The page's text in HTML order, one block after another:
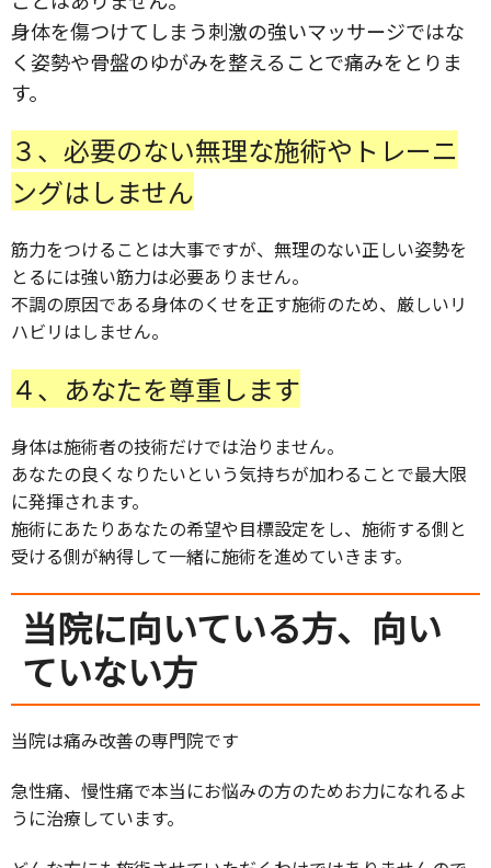
身体を傷つけてしまう刺激の強いマッサージではな
く姿勢や骨盤のゆがみを整えることで痛みをとりま
す。
３、必要のない無理な施術やトレーニ
ングはしません
筋力をつけることは大事ですが、無理のない正しい姿勢を
とるには強い筋力は必要ありません。
不調の原因である身体のくせを正す施術のため、厳しいリ
ハビリはしません。
４、あなたを尊重します
身体は施術者の技術だけでは治りません。
あなたの良くなりたいという気持ちが加わることで最大限
に発揮されます。
施術にあたりあなたの希望や目標設定をし、施術する側と
受ける側が納得して一緒に施術を進めていきます。
当院に向いている方、向い
ていない方
当院は痛み改善の専門院です
急性痛、慢性痛で本当にお悩みの方のためお力になれるよ
うに治療しています。